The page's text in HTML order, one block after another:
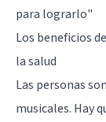
para lograrlo"
Los beneficios
la salud
Las personas
musicales. Hay